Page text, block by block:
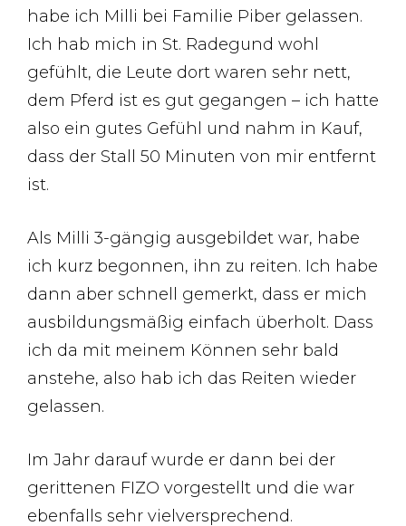
habe ich Milli bei Familie Piber gelassen.
Ich hab mich in St. Radegund wohl
gefühlt, die Leute dort waren sehr nett,
dem Pferd ist es gut gegangen – ich hatte
also ein gutes Gefühl und nahm in Kauf,
dass der Stall 50 Minuten von mir entfernt
ist.
Als Milli 3-gängig ausgebildet war, habe
ich kurz begonnen, ihn zu reiten. Ich habe
dann aber schnell gemerkt, dass er mich
ausbildungsmäßig einfach überholt. Dass
ich da mit meinem Können sehr bald
anstehe, also hab ich das Reiten wieder
gelassen.
Im Jahr darauf wurde er dann bei der
gerittenen FIZO vorgestellt und die war
ebenfalls sehr vielversprechend.